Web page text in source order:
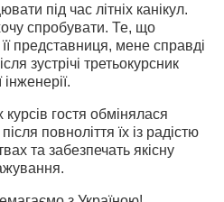
під час літніх канікул.
спробувати. Те, що
представниця, мене справді
зустрічі третьокурсник
гостя обмінялася
повноліття їх із радістю
та забезпечать якісну